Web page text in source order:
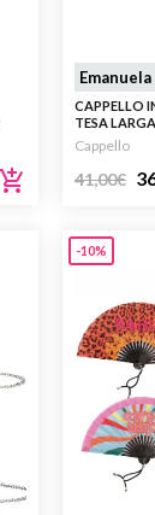
CAPPELLO
TESA LARGA
Cappello
41,00€
-10%